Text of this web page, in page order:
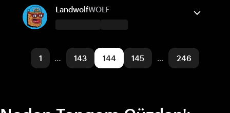
Base
Gönder/Al Satın al
Base
LandwolfWOLF
Gönder/Al Satın al
1 … 143 144 145 … 246